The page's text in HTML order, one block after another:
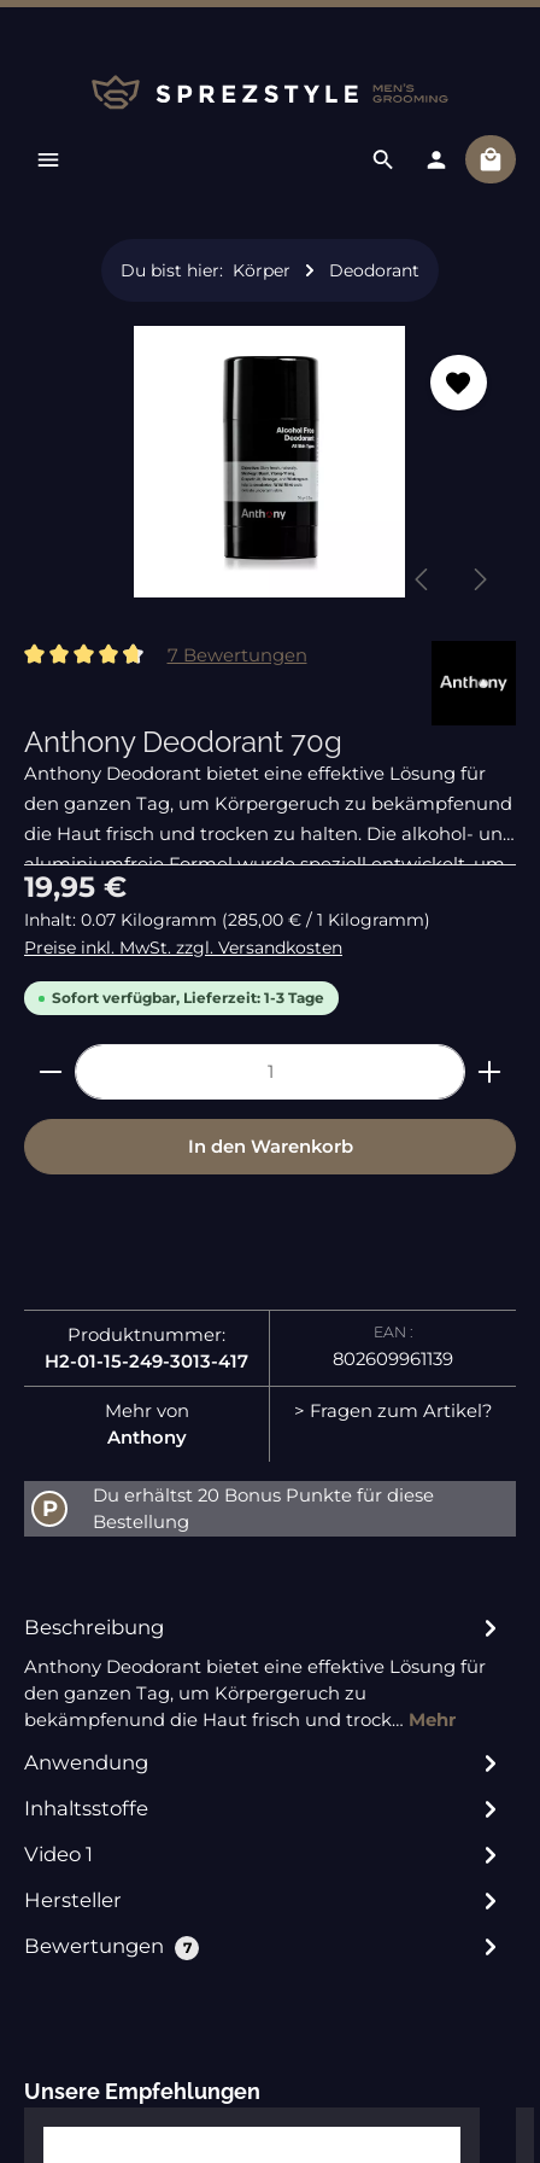
Du bist hier: Körper Deodorant
Durchschnittliche Bewertung von 4.86 von 5 Sternen
7 Bewertungen
Anthony Deodorant 70g
Anthony Deodorant bietet eine effektive Lösung für
den ganzen Tag, um Körpergeruch zu bekämpfenund
die Haut frisch und trocken zu halten. Die alkohol- und
aluminiumfreie Formel wurde speziell entwickelt, um
sanft zur Haut zu sein und
Regulärer Preis:
19,95 €
Inhalt: 0.07 Kilogramm (285,00 € / 1 Kilogramm)
Preise inkl. MwSt. zzgl. Versandkosten
Sofort verfügbar, Lieferzeit: 1-3 Tage
Produkt Anzahl: Gib den gewünschten Wert
In den Warenkorb
Produktnummer:
H2-01-15-249-3013-417
EAN :
802609961139
Mehr von
Anthony
> Fragen zum Artikel?
P
Du erhältst 20 Bonus Punkte für diese
Bestellung
Beschreibung
Anthony Deodorant bietet eine effektive Lösung für
den ganzen Tag, um Körpergeruch zu
bekämpfenund die Haut frisch und trock… Mehr
Anwendung
Inhaltsstoffe
Video 1
Hersteller
Bewertungen
7
Produktgalerie überspringen
Unsere Empfehlungen